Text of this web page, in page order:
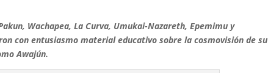
Wachapea, La Curva, Umukai-Nazareth, Epemimu y
con entusiasmo material educativo sobre la cosmovisión de su
Awajún.